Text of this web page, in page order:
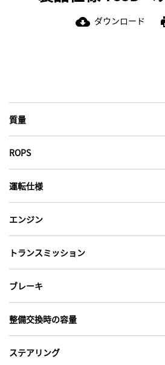
cloud_download ダウンロード
質量
ROPS
運転仕様
エンジン
トランスミッション
ブレーキ
整備交換時の容量
ステアリング